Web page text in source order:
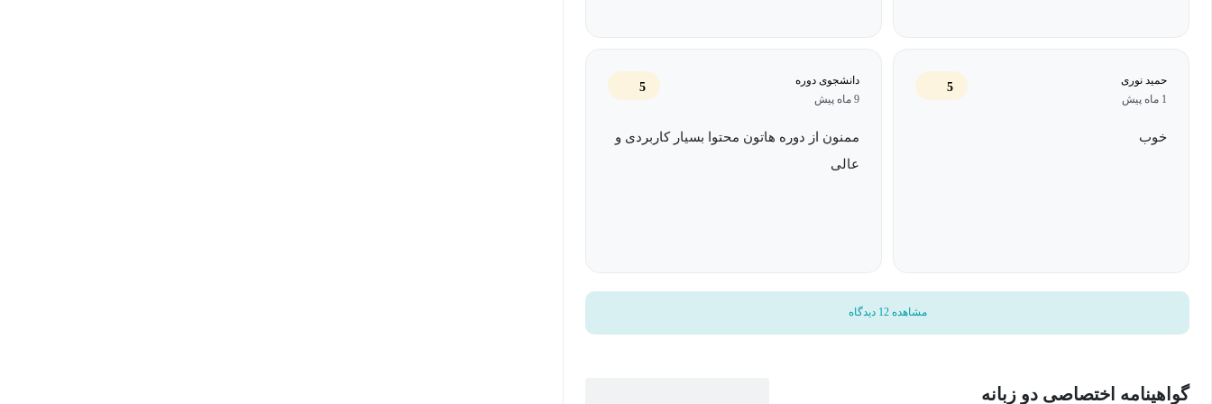
هنر تفسیر نتایج: می‌آموزید که چگونه داده‌های خام و نمودارها را به یک داستان علمی معنادار تبدیل کنید.
نوشتن بخش Discussion مقاله: این یکی از ارزشمندترین بخش‌های دوره است. شما به طور خاص یاد می‌گیرید
می‌کنید.
حمید نوری
1 ماه پیش
5
خوب
دانشجوی دوره
9 ماه پیش
5
ممنون از دوره هاتون محتوا بسیار کاربردی و
عالی
مشاهده 12 دیدگاه
گواهینامه اختصاصی دو زبانه